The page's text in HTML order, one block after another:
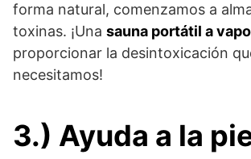
forma natural, comenzamos a
toxinas. ¡Una sauna portátil a
proporcionar la desintoxicación
necesitamos!
3.) Ayuda a la